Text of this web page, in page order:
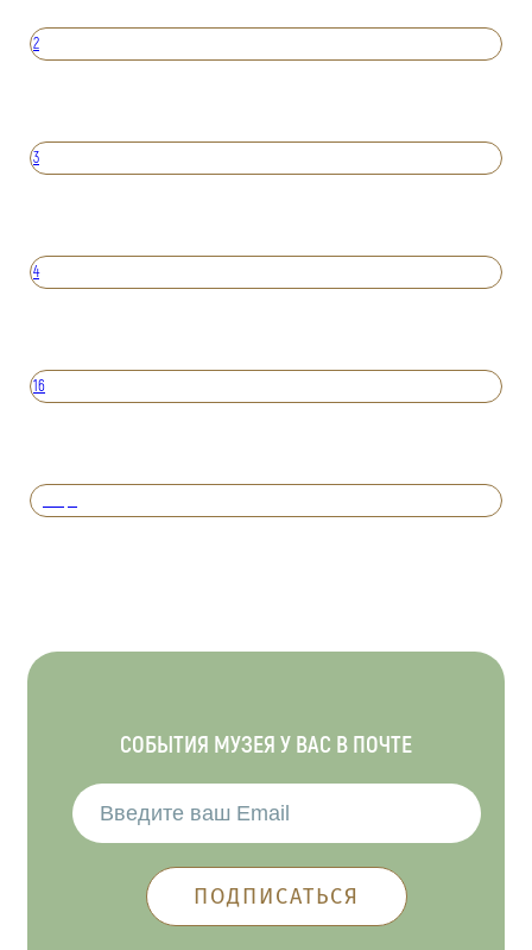
2
3
4
16
СОБЫТИЯ МУЗЕЯ У ВАС В ПОЧТЕ